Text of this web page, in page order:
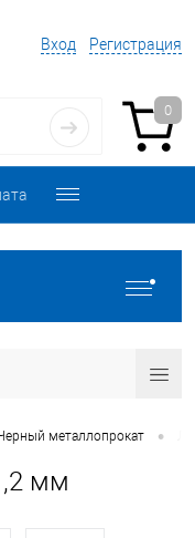
Вход Регистрация
0
металлопрокат •
мм